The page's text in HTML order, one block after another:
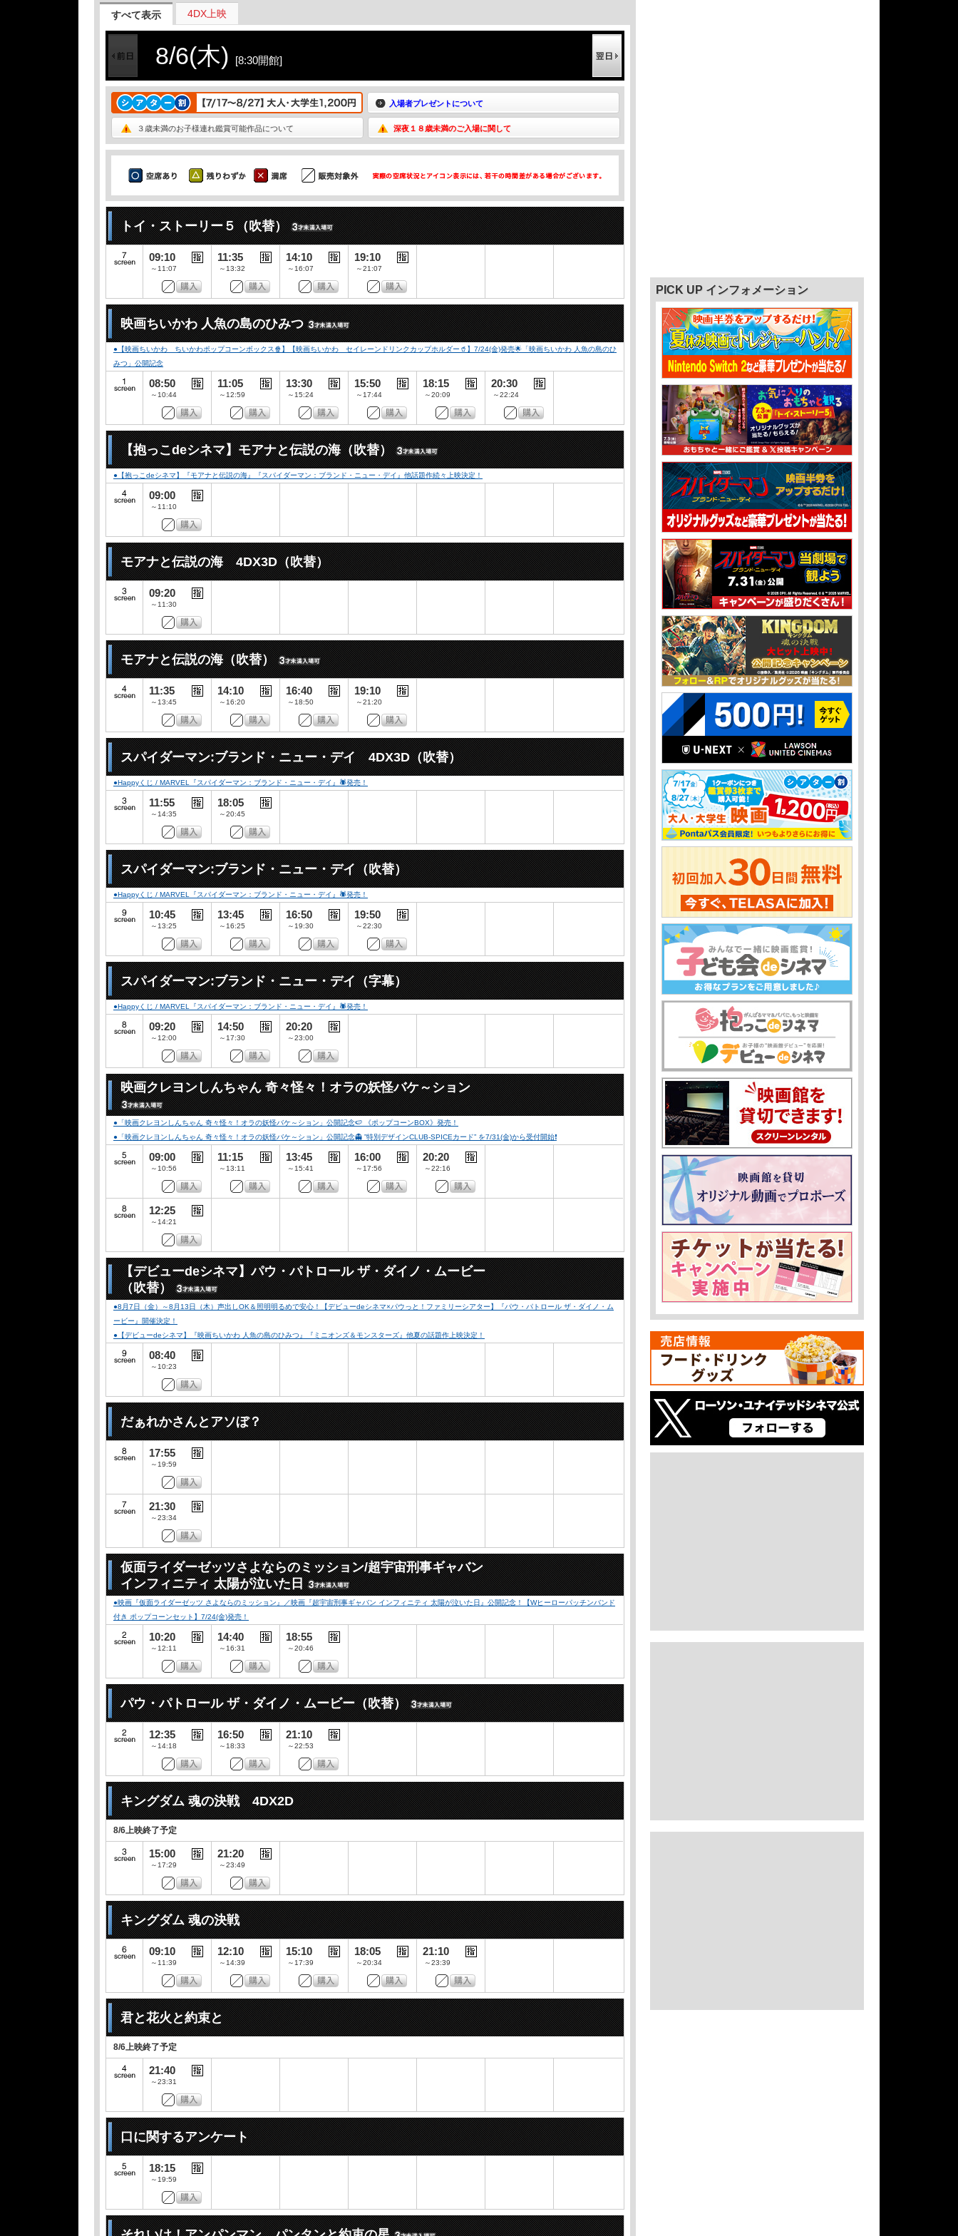
すべて表示 4DX上映
8/6(木) [8:30開館]
入場者プレゼントについて
３歳未満のお子様連れ鑑賞可能作品について 深夜１８歳未満のご入場に関して
トイ・ストーリー５（吹替）
09:10
～11:07
11:35
～13:32
14:10
～16:07
19:10
～21:07
映画ちいかわ 人魚の島のひみつ
●【映画ちいかわ ちいかわポップコーンボックス🍿】【映画ちいかわ セイレーンドリンクカップホルダー🥤】7/24(金)発売🌟「映画ちいかわ 人魚の島のひ
みつ」公開記念
08:50
～10:44
11:05
～12:59
13:30
～15:24
15:50
～17:44
18:15
～20:09
20:30
～22:24
【抱っこdeシネマ】モアナと伝説の海（吹替）
●【抱っこdeシネマ】『モアナと伝説の海』『スパイダーマン：ブランド・ニュー・デイ』他話題作続々上映決定！
09:00
～11:10
モアナと伝説の海 4DX3D（吹替）
09:20
～11:30
モアナと伝説の海（吹替）
11:35
～13:45
14:10
～16:20
16:40
～18:50
19:10
～21:20
スパイダーマン:ブランド・ニュー・デイ 4DX3D（吹替）
●Happyくじ / MARVEL『スパイダーマン：ブランド・ニュー・デイ』🕷発売！
11:55
～14:35
18:05
～20:45
スパイダーマン:ブランド・ニュー・デイ（吹替）
●Happyくじ / MARVEL『スパイダーマン：ブランド・ニュー・デイ』🕷発売！
10:45
～13:25
13:45
～16:25
16:50
～19:30
19:50
～22:30
スパイダーマン:ブランド・ニュー・デイ（字幕）
●Happyくじ / MARVEL『スパイダーマン：ブランド・ニュー・デイ』🕷発売！
09:20
～12:00
14:50
～17:30
20:20
～23:00
映画クレヨンしんちゃん 奇々怪々！オラの妖怪バケ～ション
●「映画クレヨンしんちゃん 奇々怪々！オラの妖怪バケ～ション」公開記念🍉 《ポップコーンBOX》発売！
●「映画クレヨンしんちゃん 奇々怪々！オラの妖怪バケ～ション」公開記念👻 ”特別デザインCLUB-SPICEカード” を7/31(金)から受付開始❗️
09:00
～10:56
11:15
～13:11
13:45
～15:41
16:00
～17:56
20:20
～22:16
12:25
～14:21
【デビューdeシネマ】パウ・パトロール ザ・ダイノ・ムービー
（吹替）
●8月7日（金）～8月13日（木）声出しOK＆照明明るめで安心！【デビューdeシネマ×パウっと！ファミリーシアター】『パウ・パトロール ザ・ダイノ・ム
ービー』開催決定！
●【デビューdeシネマ】『映画ちいかわ 人魚の島のひみつ』『ミニオンズ＆モンスターズ』他夏の話題作上映決定！
08:40
～10:23
だぁれかさんとアソぼ？
17:55
～19:59
21:30
～23:34
仮面ライダーゼッツさよならのミッション/超宇宙刑事ギャバン
インフィニティ 太陽が泣いた日
●映画『仮面ライダーゼッツ さよならのミッション』／映画『超宇宙刑事ギャバン インフィニティ 太陽が泣いた日』公開記念！【Wヒーローパッチンバンド
付き ポップコーンセット】7/24(金)発売！
10:20
～12:11
14:40
～16:31
18:55
～20:46
パウ・パトロール ザ・ダイノ・ムービー（吹替）
12:35
～14:18
16:50
～18:33
21:10
～22:53
キングダム 魂の決戦 4DX2D
8/6上映終了予定
15:00
～17:29
21:20
～23:49
キングダム 魂の決戦
09:10
～11:39
12:10
～14:39
15:10
～17:39
18:05
～20:34
21:10
～23:39
君と花火と約束と
8/6上映終了予定
21:40
～23:31
口に関するアンケート
18:15
～19:59
PICK UP インフォメーション